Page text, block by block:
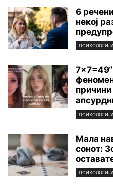
6
некој
Мала
сонот: